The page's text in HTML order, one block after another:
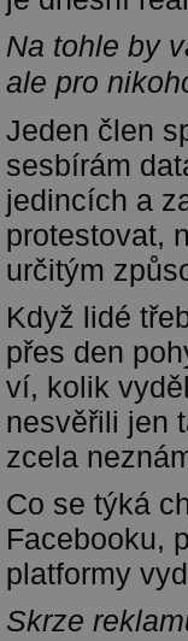
Na tohle by
ale pro
Jeden člen
sesbírám
jedincích a
protestovat,
určitým
Když lidé
přes den
ví, kolik
nesvěřili jen
zcela
Co se týká
Facebooku,
platformy
Skrze